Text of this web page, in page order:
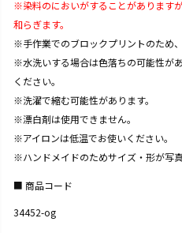
※染料のにおいがすることがあります
和らぎます。
※手作業でのブロックプリントのため
※水洗いする場合は色落ちの可能性が
ください。
※洗濯で縮む可能性があります。
※漂白剤は使用できません。
※アイロンは低温でお使いください。
※ハンドメイドのためサイズ・形が写
商品コード
34452-og